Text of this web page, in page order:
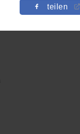
teilen